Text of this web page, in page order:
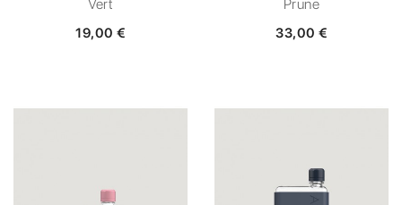
Vert
19,00 €
Prune
33,00 €